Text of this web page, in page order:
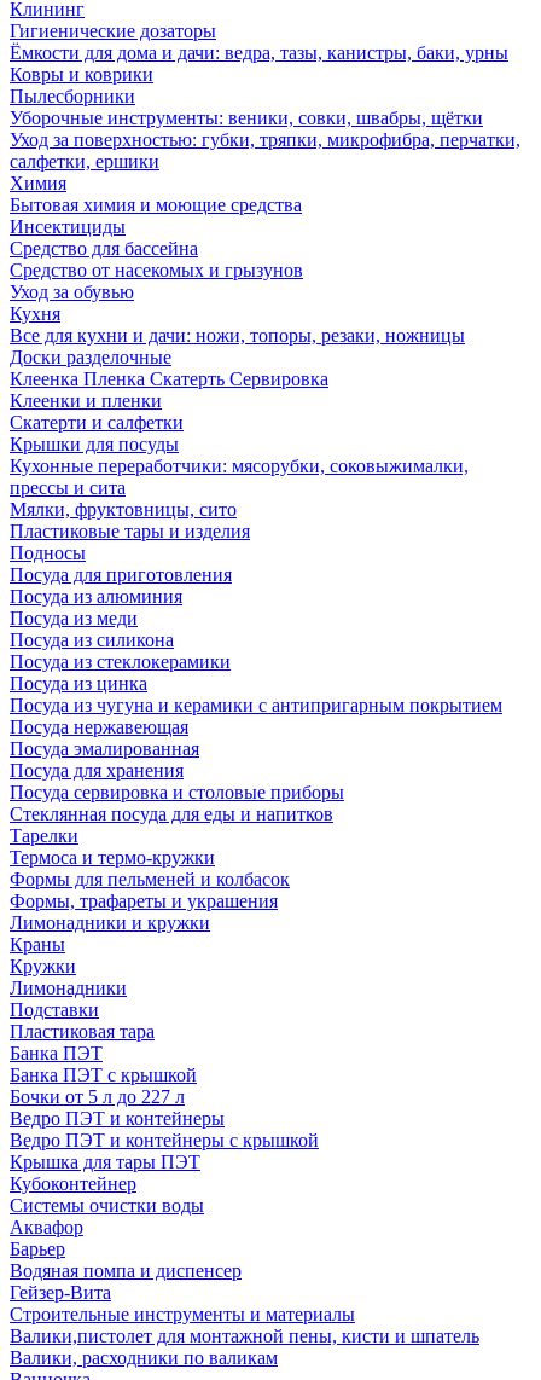
Клининг
Гигиенические дозаторы
Ёмкости для дома и дачи: ведра, тазы, канистры, баки, урны
Ковры и коврики
Пылесборники
Уборочные инструменты: веники, совки, швабры, щётки
Уход за поверхностью: губки, тряпки, микрофибра, перчатки,
салфетки, ершики
Химия
Бытовая химия и моющие средства
Инсектициды
Средство для бассейна
Средство от насекомых и грызунов
Уход за обувью
Кухня
Все для кухни и дачи: ножи, топоры, резаки, ножницы
Доски разделочные
Клеенка Пленка Скатерть Сервировка
Клеенки и пленки
Скатерти и салфетки
Крышки для посуды
Кухонные переработчики: мясорубки, соковыжималки,
прессы и сита
Мялки, фруктовницы, сито
Пластиковые тары и изделия
Подносы
Посуда для приготовления
Посуда из алюминия
Посуда из меди
Посуда из силикона
Посуда из стеклокерамики
Посуда из цинка
Посуда из чугуна и керамики с антипригарным покрытием
Посуда нержавеющая
Посуда эмалированная
Посуда для хранения
Посуда сервировка и столовые приборы
Стеклянная посуда для еды и напитков
Тарелки
Термоса и термо-кружки
Формы для пельменей и колбасок
Формы, трафареты и украшения
Лимонадники и кружки
Краны
Кружки
Лимонадники
Подставки
Пластиковая тара
Банка ПЭТ
Банка ПЭТ с крышкой
Бочки от 5 л до 227 л
Ведро ПЭТ и контейнеры
Ведро ПЭТ и контейнеры с крышкой
Крышка для тары ПЭТ
Кубоконтейнер
Системы очистки воды
Аквафор
Барьер
Водяная помпа и диспенсер
Гейзер-Вита
Строительные инструменты и материалы
Валики,пистолет для монтажной пены, кисти и шпатель
Валики, расходники по валикам